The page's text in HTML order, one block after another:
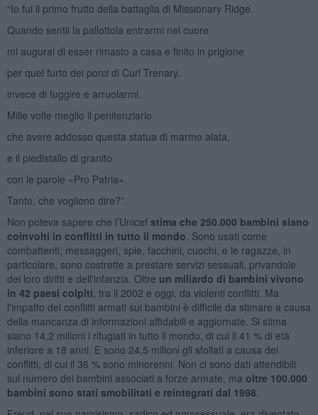
“Io fui il primo frutto della battaglia di Missionary Ridge.
Quando sentii la pallottola entrarmi nel cuore
mi augurai di esser rimasto a casa e finito in prigione
per quel furto dei porci di Curl Trenary,
invece di fuggire e arruolarmi.
Mille volte meglio il penitenziario
che avere addosso questa statua di marmo alata,
e il piedistallo di granito
con le parole «Pro Patria».
Tanto, che vogliono dire?”.
Non poteva sapere che l’Unicefstima che 250.000 bambini siano
coinvolti in conflitti in tutto il mondo . Sono usati come
combattenti, messaggeri, spie, facchini, cuochi, e le ragazze, in
particolare, sono costrette a prestare servizi sessuali, privandole
dei loro diritti e dell'infanzia. Oltre un miliardo di bambini vivono
in 42 paesi colpiti , tra il 2002 e oggi, da violenti conflitti. Ma
l'impatto dei conflitti armati sui bambini è difficile da stimare a causa
della mancanza di informazioni affidabili e aggiornate. Si stima
siano 14,2 milioni i rifugiati in tutto il mondo, di cui il 41 % di età
inferiore a 18 anni. E sono 24,5 milioni gli sfollati a causa dei
conflitti, di cui il 36 % sono minorenni. Non ci sono dati attendibili
sul numero dei bambini associati a forze armate, ma oltre 100.000
bambini sono stati smobilitati e reintegrati dal 1998